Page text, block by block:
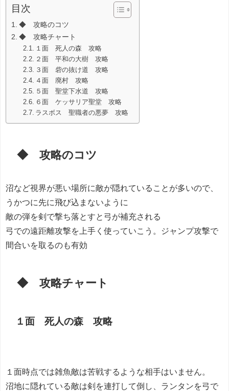
目次
◆ 攻略のコツ
◆ 攻略チャート
１面 死人の森 攻略
２面 平和の大樹 攻略
３面 砦の抜け道 攻略
４面 廃村 攻略
５面 聖堂下水道 攻略
６面 ケッサリア聖堂 攻略
ラスボス 聖職者の悪夢 攻略
◆ 攻略のコツ
沼など視界が悪い場所に敵が隠れていることが多いので、
うかつに先に飛び込まないように
敵の弾を剣で撃ち落とすと弓が補充される
弓での遠距離攻撃を上手く使っていこう。ジャンプ攻撃で
間合いを取るのも有効
◆ 攻略チャート
１面 死人の森 攻略
１面時点では雑魚敵は苦戦するような相手はいません。
沼地に隠れている敵は剣を連打して倒し、ランタンを弓で